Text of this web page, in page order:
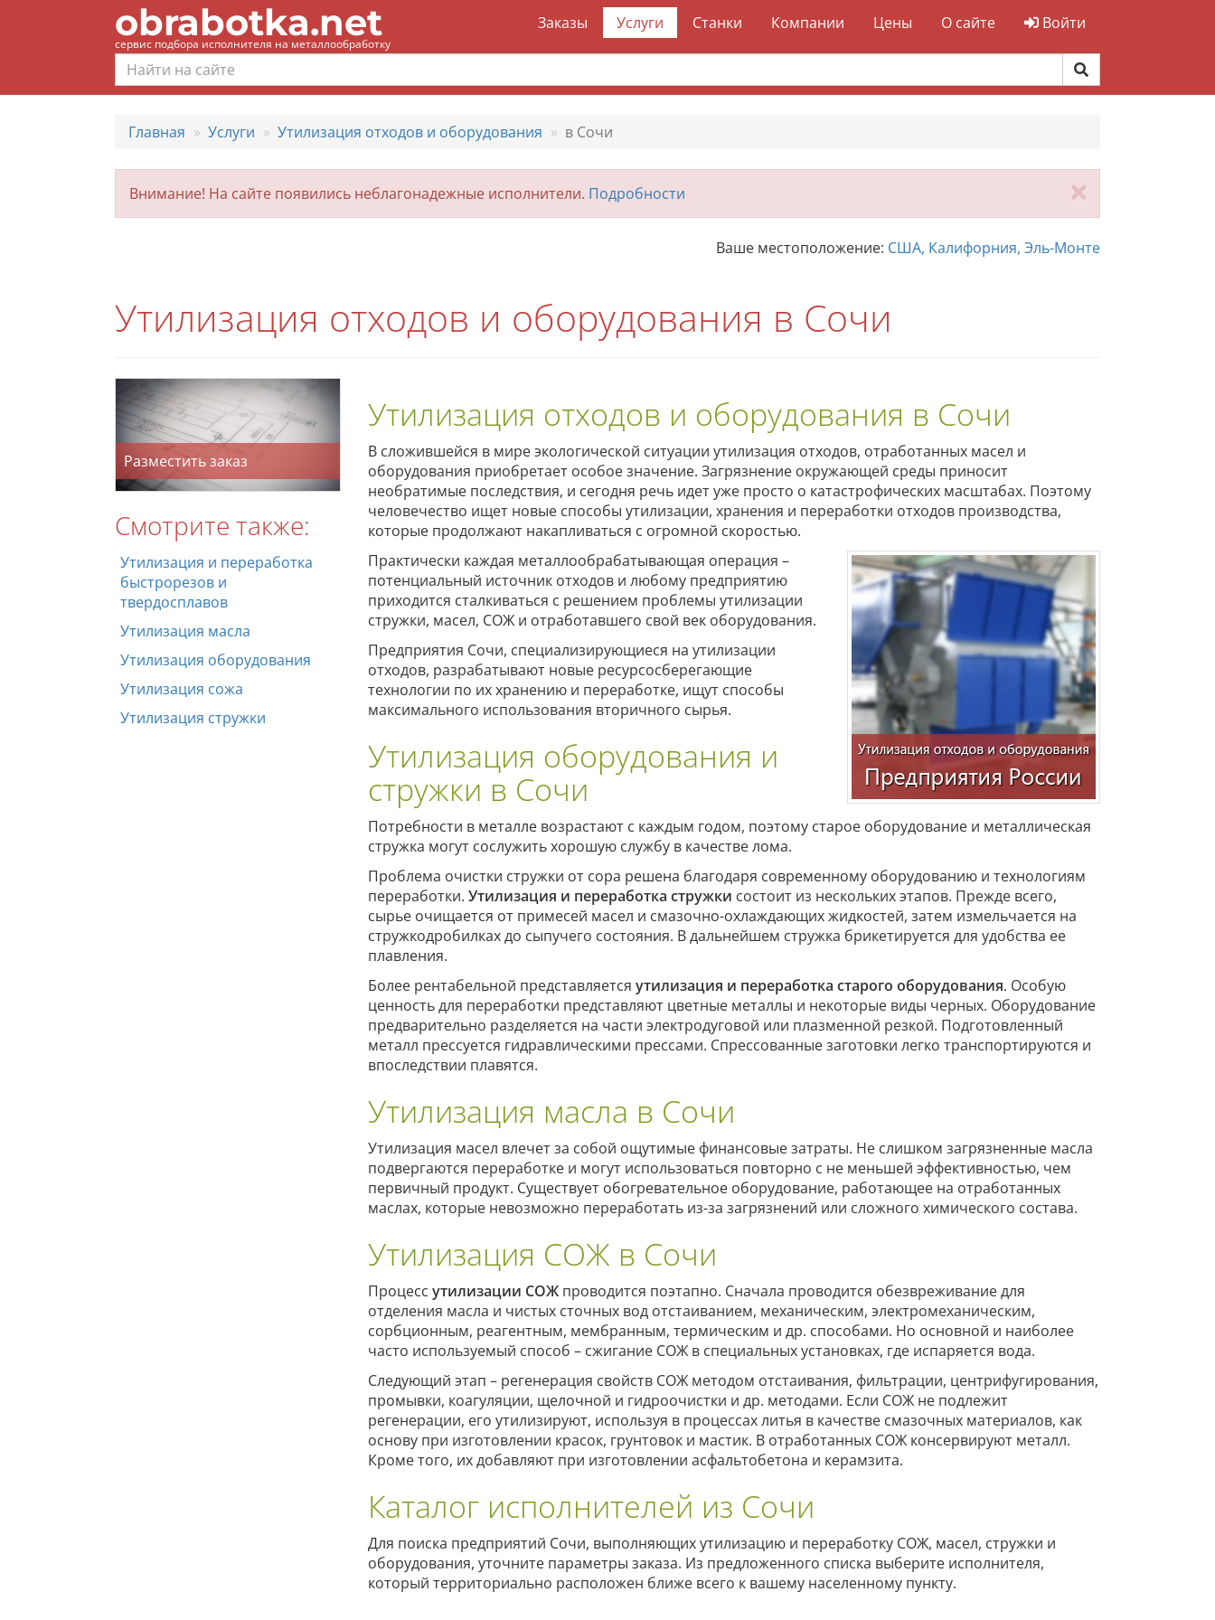
obrabotka.net
сервис подбора исполнителя на металлообработку
Заказы Услуги Станки Компании Цены О сайте Войти
Главная Услуги Утилизация отходов и оборудования в Сочи
Внимание! На сайте появились неблагонадежные исполнители. Подробности
Ваше местоположение: США, Калифорния, Эль-Монте
Утилизация отходов и оборудования в Сочи
Разместить заказ
Смотрите также:
Утилизация и переработка
быстрорезов и
твердосплавов
Утилизация масла
Утилизация оборудования
Утилизация сожа
Утилизация стружки
Утилизация отходов и оборудования в Сочи
В сложившейся в мире экологической ситуации утилизация отходов, отработанных масел и
оборудования приобретает особое значение. Загрязнение окружающей среды приносит
необратимые последствия, и сегодня речь идет уже просто о катастрофических масштабах. Поэтому
человечество ищет новые способы утилизации, хранения и переработки отходов производства,
которые продолжают накапливаться с огромной скоростью.
Практически каждая металлообрабатывающая операция –
потенциальный источник отходов и любому предприятию
приходится сталкиваться с решением проблемы утилизации
стружки, масел, СОЖ и отработавшего свой век оборудования.
Предприятия Сочи, специализирующиеся на утилизации
отходов, разрабатывают новые ресурсосберегающие
технологии по их хранению и переработке, ищут способы
максимального использования вторичного сырья.
Утилизация оборудования и
стружки в Сочи
Потребности в металле возрастают с каждым годом, поэтому старое оборудование и металлическая
стружка могут сослужить хорошую службу в качестве лома.
Проблема очистки стружки от сора решена благодаря современному оборудованию и технологиям
переработки. Утилизация и переработка стружки состоит из нескольких этапов. Прежде всего,
сырье очищается от примесей масел и смазочно-охлаждающих жидкостей, затем измельчается на
стружкодробилках до сыпучего состояния. В дальнейшем стружка брикетируется для удобства ее
плавления.
Более рентабельной представляется утилизация и переработка старого оборудования. Особую
ценность для переработки представляют цветные металлы и некоторые виды черных. Оборудование
предварительно разделяется на части электродуговой или плазменной резкой. Подготовленный
металл прессуется гидравлическими прессами. Спрессованные заготовки легко транспортируются и
впоследствии плавятся.
Утилизация масла в Сочи
Утилизация масел влечет за собой ощутимые финансовые затраты. Не слишком загрязненные масла
подвергаются переработке и могут использоваться повторно с не меньшей эффективностью, чем
первичный продукт. Существует обогревательное оборудование, работающее на отработанных
маслах, которые невозможно переработать из-за загрязнений или сложного химического состава.
Утилизация СОЖ в Сочи
Процесс утилизации СОЖ проводится поэтапно. Сначала проводится обезвреживание для
отделения масла и чистых сточных вод отстаиванием, механическим, электромеханическим,
сорбционным, реагентным, мембранным, термическим и др. способами. Но основной и наиболее
часто используемый способ – сжигание СОЖ в специальных установках, где испаряется вода.
Следующий этап – регенерация свойств СОЖ методом отстаивания, фильтрации, центрифугирования,
промывки, коагуляции, щелочной и гидроочистки и др. методами. Если СОЖ не подлежит
регенерации, его утилизируют, используя в процессах литья в качестве смазочных материалов, как
основу при изготовлении красок, грунтовок и мастик. В отработанных СОЖ консервируют металл.
Кроме того, их добавляют при изготовлении асфальтобетона и керамзита.
Каталог исполнителей из Сочи
Для поиска предприятий Сочи, выполняющих утилизацию и переработку СОЖ, масел, стружки и
оборудования, уточните параметры заказа. Из предложенного списка выберите исполнителя,
который территориально расположен ближе всего к вашему населенному пункту.